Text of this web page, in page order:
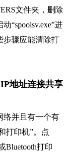
文件夹，删除
“spoolsv.exe”进
步骤应能清除打
地址连接共享
络并且有一个有
打印机”。点
Bluetooth打印